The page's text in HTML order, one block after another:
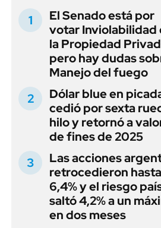
El Senado está por
votar Inviolabilidad
la Propiedad
pero hay dudas
Manejo del fuego
Dólar blue en
cedió por sexta
hilo y retornó a
de fines de 2025
Las acciones
retrocedieron hasta
6,4% y el riesgo
saltó 4,2% a un
en dos meses